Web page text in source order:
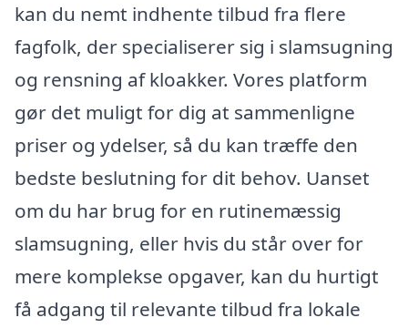
kan du nemt indhente tilbud fra flere
fagfolk, der specialiserer sig i slamsugning
og rensning af kloakker. Vores platform
gør det muligt for dig at sammenligne
priser og ydelser, så du kan træffe den
bedste beslutning for dit behov. Uanset
om du har brug for en rutinemæssig
slamsugning, eller hvis du står over for
mere komplekse opgaver, kan du hurtigt
få adgang til relevante tilbud fra lokale